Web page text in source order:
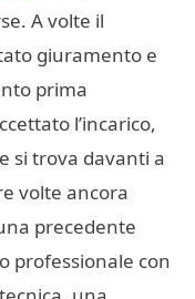
A volte il
giuramento e
prima
l’incarico,
si trova davanti a
volte ancora
precedente
professionale con